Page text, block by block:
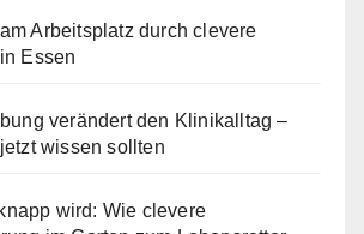
Arbeitsplatz durch clevere
Essen
verändert den Klinikalltag –
wissen sollten
wird: Wie clevere